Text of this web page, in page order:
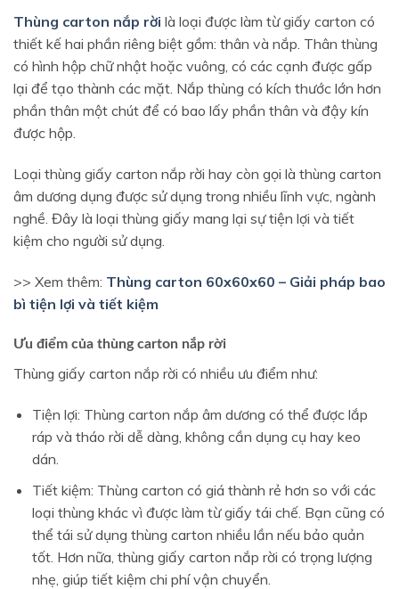
Thùng carton nắp rời là loại được làm từ giấy carton có
thiết kế hai phần riêng biệt gồm: thân và nắp. Thân thùng
có hình hộp chữ nhật hoặc vuông, có các cạnh được gấp
lại để tạo thành các mặt. Nắp thùng có kích thước lớn hơn
phần thân một chút để có bao lấy phần thân và đậy kín
được hộp.
Loại thùng giấy carton nắp rời hay còn gọi là thùng carton
âm dương dụng được sử dụng trong nhiều lĩnh vực, ngành
nghề. Đây là loại thùng giấy mang lại sự tiện lợi và tiết
kiệm cho người sử dụng.
>> Xem thêm: Thùng carton 60x60x60 – Giải pháp bao
bì tiện lợi và tiết kiệm
Ưu điểm của thùng carton nắp rời
Thùng giấy carton nắp rời có nhiều ưu điểm như:
Tiện lợi: Thùng carton nắp âm dương có thể được lắp
ráp và tháo rời dễ dàng, không cần dụng cụ hay keo
dán.
Tiết kiệm: Thùng carton có giá thành rẻ hơn so với các
loại thùng khác vì được làm từ giấy tái chế. Bạn cũng có
thể tái sử dụng thùng carton nhiều lần nếu bảo quản
tốt. Hơn nữa, thùng giấy carton nắp rời có trọng lượng
nhẹ, giúp tiết kiệm chi phí vận chuyển.